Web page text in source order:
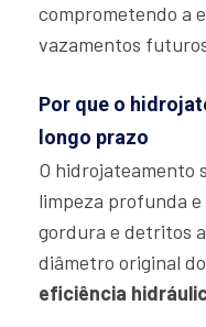
comprometendo a
vazamentos
Por que o
longo prazo
O hidrojateamento
limpeza profunda
gordura e detritos
diâmetro original
eficiência